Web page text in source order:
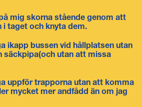
mig skorna stående genom att
i taget och knyta dem.
ikapp bussen vid hållplatsen utan
säckpipa(och utan att missa
uppför trapporna utan att komma
mycket mer andfådd än om jag